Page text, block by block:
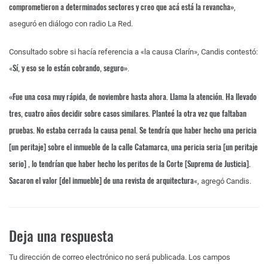
comprometieron a determinados sectores y creo que acá está la revancha»,
aseguró en diálogo con radio La Red.
Consultado sobre si hacía referencia a «la causa Clarín», Candis contestó:
«Sí, y eso se lo están cobrando, seguro».
«Fue una cosa muy rápida, de noviembre hasta ahora. Llama la atención. Ha llevado
tres, cuatro añosdecidir sobre casos similares.Planteé la otra vez que faltaban
pruebas. No estaba cerrada la causa penal. Se tendría que haber hecho una pericia
[un peritaje] sobre el inmueble de la calle Catamarca, una pericia seria [un peritaje
serio] , lo tendrían que haber hecho los peritos de la Corte [Suprema de Justicia].
Sacaron el valor [del inmueble] de una revista de arquitectura«, agregó Candis.
Deja una respuesta
Tu dirección de correo electrónico no será publicada. Los campos